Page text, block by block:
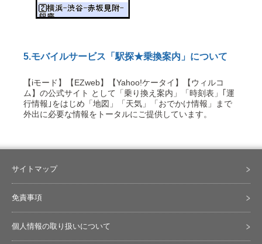
5.モバイルサービス「駅探★乗換案内」について
【iモード】【EZweb】【Yahoo!ケータイ】【ウィルコ
ム】の公式サイト として「乗り換え案内」「時刻表」｢運
行情報｣をはじめ「地図」「天気」「おでかけ情報」まで
外出に必要な情報をトータルにご提供しています。
サイトマップ
免責事項
個人情報の取り扱いについて